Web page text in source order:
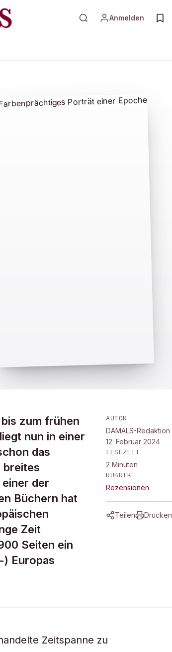
Anmelden
zum frühen
nun in einer
das
breites
der
Büchern hat
Zeit
Seiten ein
Europas
AUTOR
DAMALS-Redaktion
12. Februar 2024
LESEZEIT
2 Minuten
RUBRIK
Rezensionen
Teilen Drucken
Zeitspanne zu